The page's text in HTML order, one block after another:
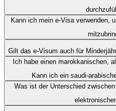
Kann ich mein e-Visa verwenden,
Gilt das e-Visum auch für
Ich habe einen marokkanischen,
Kann ich ein saudi-
Was ist der Unterschied